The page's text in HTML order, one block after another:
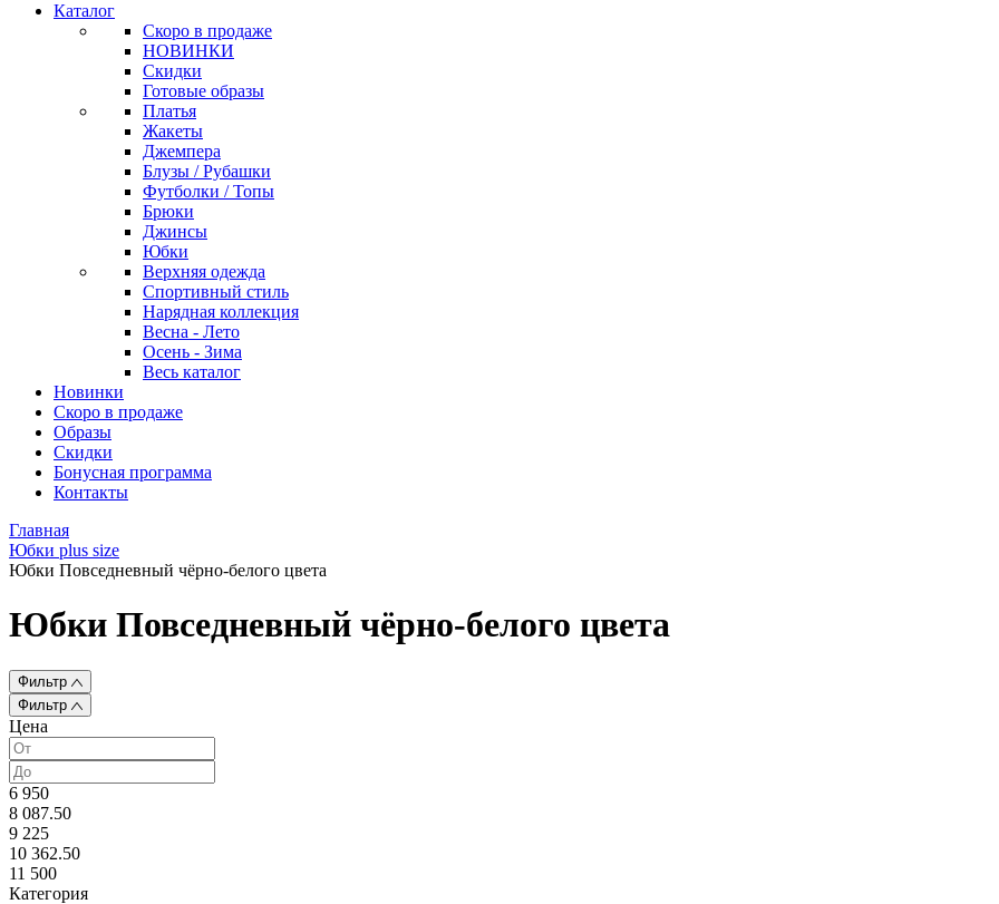
Каталог
Скоро в продаже
НОВИНКИ
Скидки
Готовые образы
Платья
Жакеты
Джемпера
Блузы / Рубашки
Футболки / Топы
Брюки
Джинсы
Юбки
Верхняя одежда
Спортивный стиль
Нарядная коллекция
Весна - Лето
Осень - Зима
Весь каталог
Новинки
Скоро в продаже
Образы
Скидки
Бонусная программа
Контакты
Главная
Юбки plus size
Юбки Повседневный чёрно-белого цвета
Юбки Повседневный чёрно-белого цвета
Фильтр
Фильтр
Цена
6 950
8 087.50
9 225
10 362.50
11 500
Категория